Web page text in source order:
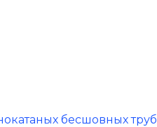
бесшовных труб